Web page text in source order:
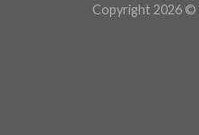
Copyright 2026 ©